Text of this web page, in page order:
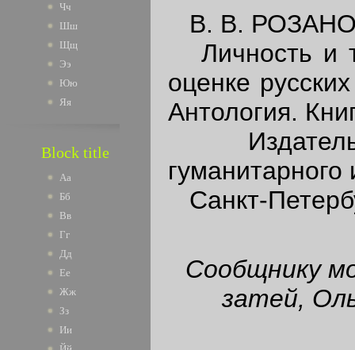
Чч
Шш
Щщ
Ээ
Юю
Яя
Block title
Аа
Бб
Вв
Гг
Дд
Ее
Жж
Зз
Ии
В. В.
Личность и
оценке
Антология.
гуманитарного
Санкт-
Сообщнику
затей,